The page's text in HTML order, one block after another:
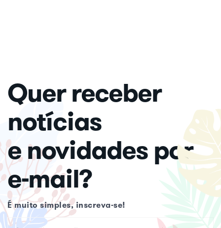
Quer receber
notícias
e novidades por
e-mail?
É muito simples, inscreva-se!